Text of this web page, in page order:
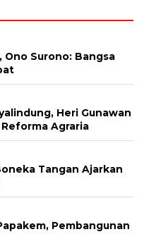
Ono Surono: Bangsa
Heri Gunawan
Agraria
Tangan Ajarkan
Pembangunan